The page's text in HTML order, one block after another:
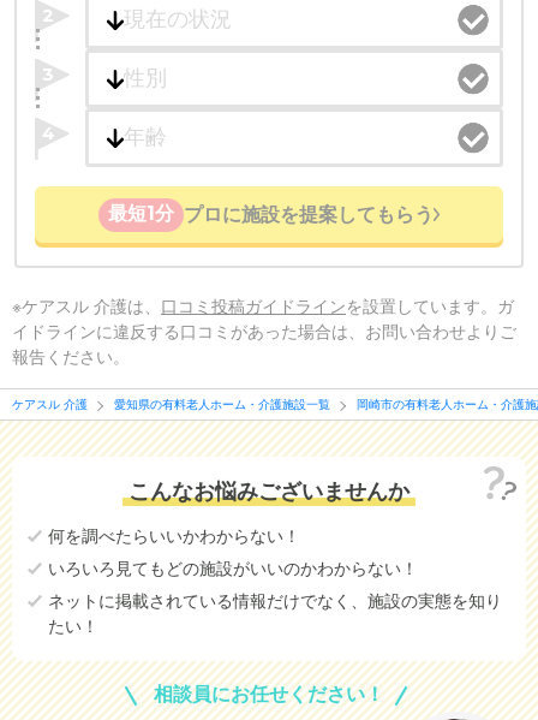
2
3
4
最短1分 プロに施設を提案してもらう
※ケアスル 介護は、 口コミ投稿ガイドラインを設置しています。ガ
イドラインに違反する口コミがあった場合は、お問い合わせよりご
報告ください。
ケアスル 介護 愛知県の有料老人ホーム・介護施設一覧 岡崎市の有料老人ホーム・介護
こんなお悩みございませんか
何を調べたらいいかわからない！
いろいろ見てもどの施設がいいのかわからない！
ネットに掲載されている情報だけでなく、施設の実態を知り
たい！
相談員にお任せください！